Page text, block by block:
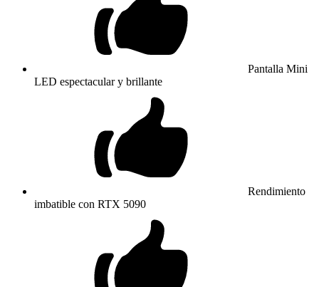
Pantalla Mini
LED espectacular y brillante
Rendimiento
imbatible con RTX 5090